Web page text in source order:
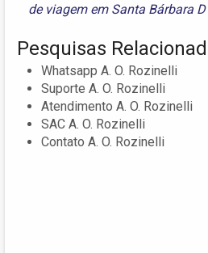
de viagem em Santa Bárbara
Pesquisas
Whatsapp A. O. Rozinelli
Suporte A. O. Rozinelli
Atendimento A. O. Rozinelli
SAC A. O. Rozinelli
Contato A. O. Rozinelli